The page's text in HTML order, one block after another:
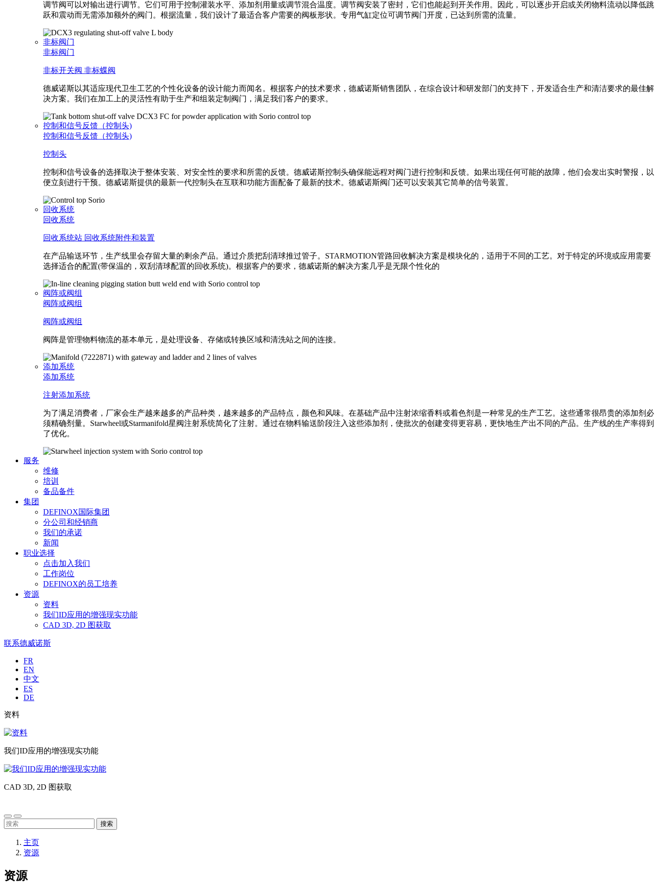
调节阀可以对输出进行调节。它们可用于控制灌装水平、添加剂用量或调节混合温度。调节阀安装了密封，它们也能起到开关作用。因此，可以逐步开启或关闭物料流动以降低跳
跃和震动而无需添加额外的阀门。根据流量，我们设计了最适合客户需要的阀板形状。专用气缸定位可调节阀门开度，已达到所需的流量。
非标阀门
非标阀门
非标开关阀 非标蝶阀
德威诺斯以其适应现代卫生工艺的个性化设备的设计能力而闻名。根据客户的技术要求，德威诺斯销售团队，在综合设计和研发部门的支持下，开发适合生产和清洁要求的最佳解
决方案。我们在加工上的灵活性有助于生产和组装定制阀门，满足我们客户的要求。
控制和信号反馈（控制头)
控制和信号反馈（控制头)
控制头
控制和信号设备的选择取决于整体安装、对安全性的要求和所需的反馈。德威诺斯控制头确保能远程对阀门进行控制和反馈。如果出现任何可能的故障，他们会发出实时警报，以
便立刻进行干预。德威诺斯提供的最新一代控制头在互联和功能方面配备了最新的技术。德威诺斯阀门还可以安装其它简单的信号装置。
回收系统
回收系统
回收系统站 回收系统附件和装置
在产品输送环节，生产线里会存留大量的剩余产品。通过介质把刮清球推过管子。STARMOTION管路回收解决方案是模块化的，适用于不同的工艺。对于特定的环境或应用需要
选择适合的配置(带保温的，双刮清球配置的回收系统)。根据客户的要求，德威诺斯的解决方案几乎是无限个性化的
阀阵或阀组
阀阵或阀组
阀阵或阀组
阀阵是管理物料物流的基本单元，是处理设备、存储或转换区域和清洗站之间的连接。
添加系统
添加系统
注射添加系统
为了满足消费者，厂家会生产越来越多的产品种类，越来越多的产品特点，颜色和风味。在基础产品中注射浓缩香料或着色剂是一种常见的生产工艺。这些通常很昂贵的添加剂必
须精确剂量。Starwheel或Starmanifold星阀注射系统简化了注射。通过在物料输送阶段注入这些添加剂，使批次的创建变得更容易，更快地生产出不同的产品。生产线的生产率得到
了优化。
服务
维修
培训
备品备件
集团
DEFINOX国际集团
分公司和经销商
我们的承诺
新闻
职业选择
点击加入我们
工作岗位
DEFINOX的员工培养
资源
资料
我们ID应用的增强现实功能
CAD 3D, 2D 图获取
联系德威诺斯
Langues
FR
EN
中文
ES
DE
Liste
sub
资料
资
我们ID应用的增强现实功能
我
的
增
CAD 3D, 2D 图获取
3D,
2D
图
搜
主页
资源
资源